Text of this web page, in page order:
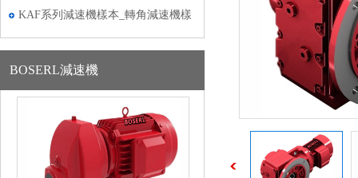
型樣本下載
KAF系列減速機樣本_轉角減速機樣
BOSERL減速機